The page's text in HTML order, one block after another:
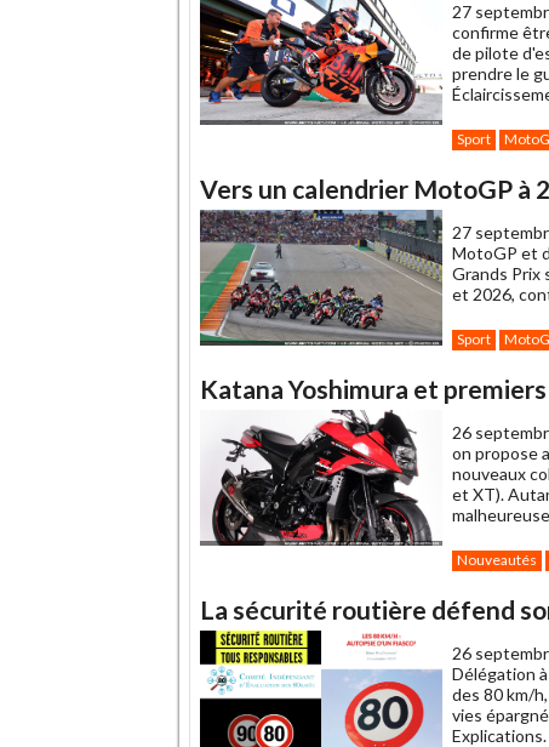
27
confirme
de pilote
prendre le
Sport
Vers un calendrier MotoGP à
27
MotoGP et
Grands Prix
et 2026,
Sport
Katana Yoshimura et
26
on propose
nouveaux
et XT).
Nouveautés
La sécurité routière défend
26
Délégation
des 80 km/
vies
Explications.